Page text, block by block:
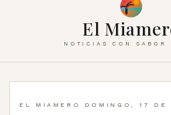
El
NOTICIAS CON SABOR
EL MIAMERO DOMINGO, 17 DE